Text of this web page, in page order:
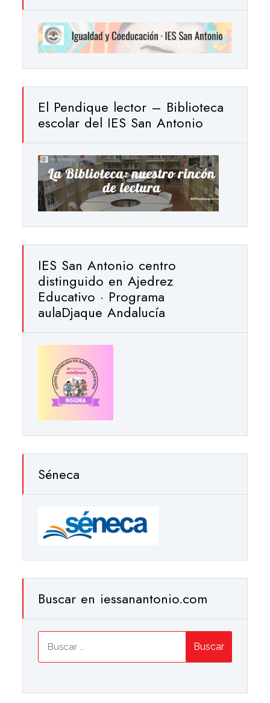
El Pendique lector – Biblioteca
escolar del IES San Antonio
IES San Antonio centro
distinguido en Ajedrez
Educativo · Programa
aulaDjaque Andalucía
Séneca
Buscar en iessanantonio.com